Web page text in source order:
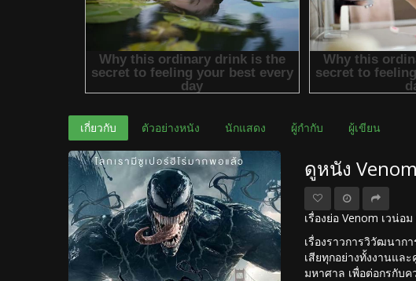
เกี่ยวกับ ตัวอย่างหนัง นักแสดง ผู้กำกับ ผู้เขียน
ดูหนัง
เรื่องย่อ Venom เวน่อม
เรื่องราวการวิวัฒนาก
เสียทุกอย่างทั้งงานแล
มหาศาล เพื่อต่อกรกับ